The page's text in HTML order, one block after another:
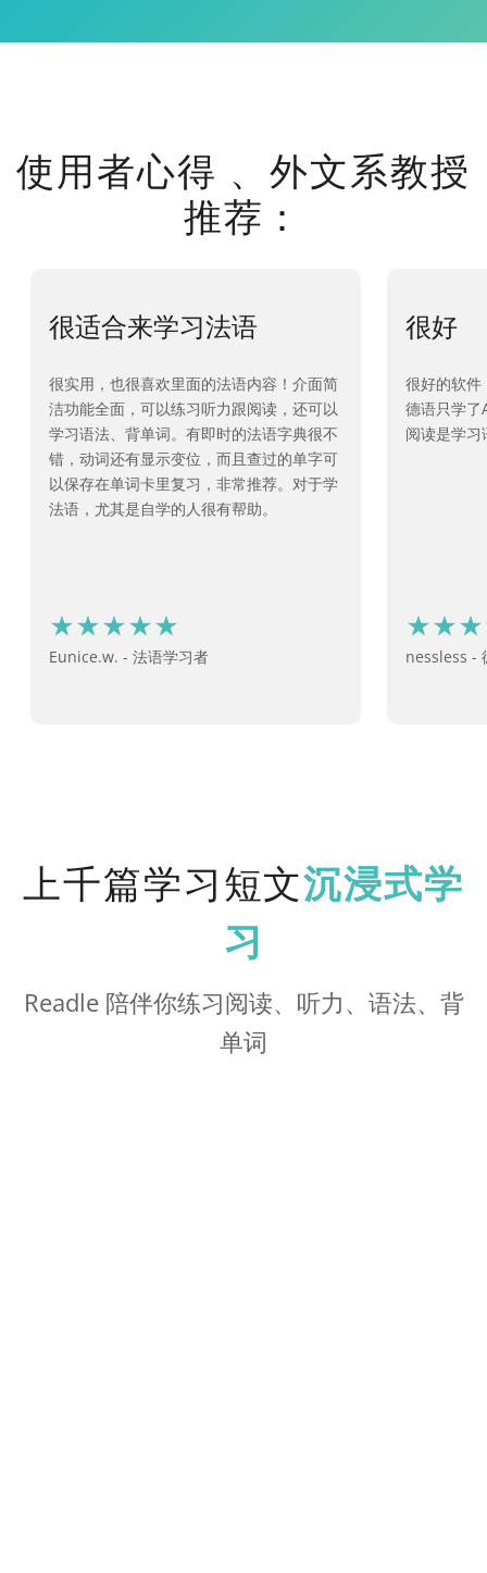
使用者心得 、外文系教授
推荐：
很适合来学习法语
很实用，也很喜欢里面的法语内容！介面简
洁功能全面，可以练习听力跟阅读，还可以
学习语法、背单词。有即时的法语字典很不
错，动词还有显示变位，而且查过的单字可
以保存在单词卡里复习，非常推荐。对于学
法语，尤其是自学的人很有帮助。
Eunice.w. - 法语学习者
很好
很好的软件
德语只学了
阅读是学
nessless -
上千篇学习短文沉浸式学
习
Readle 陪伴你练习阅读、听力、语法、背
单词